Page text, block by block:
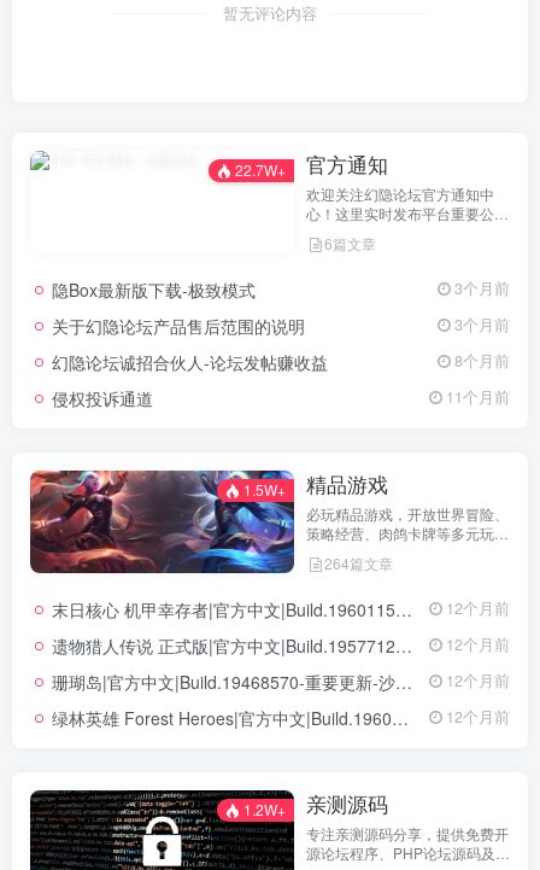
暂无评论内容
22.7W+ 官方通知
欢迎关注幻隐论坛官方通知中
心！这里实时发布平台重要公
提醒及用户权益说明，确保每位
们坚持公开透明，通过权威通知
坛获得更优质、安全的使用体
息！
6篇文章
隐Box最新版下载-极致模式 3个月前
关于幻隐论坛产品售后范围的说明 3个月前
幻隐论坛诚招合伙人-论坛发帖赚收益 8个月前
侵权投诉通道 11个月前
1.5W+ 精品游戏
必玩精品游戏，开放世界冒险、
策略经营、肉鸽卡牌等多元玩
264篇文章
末日核心 机甲幸存者|官方中文|Build.19601158|解压即撸| 12个月前
遗物猎人传说 正式版|官方中文|Build.19577129+全DLC|解压即撸| 12个月前
珊瑚岛|官方中文|Build.19468570-重要更新-沙盒|解压即撸| 12个月前
绿林英雄 Forest Heroes|官方中文|Build.19609351+全DLC|解压即撸| 12个月前
1.2W+ 亲测源码
专注亲测源码分享，提供免费开
源论坛程序、PHP论坛源码及论